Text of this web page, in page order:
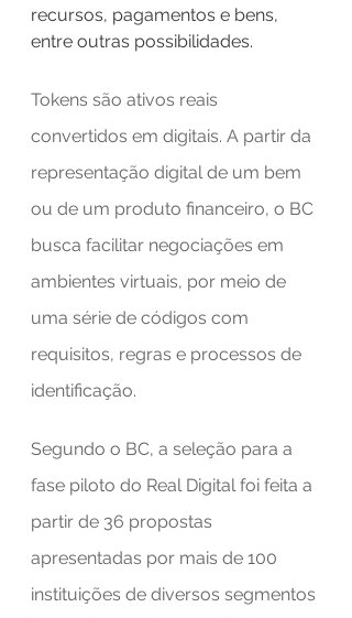
recursos, pagamentos e bens,
entre outras possibilidades.
Tokens são ativos reais
convertidos em digitais. A partir da
representação digital de um bem
ou de um produto financeiro, o BC
busca facilitar negociações em
ambientes virtuais, por meio de
uma série de códigos com
requisitos, regras e processos de
identificação.
Segundo o BC, a seleção para a
fase piloto do Real Digital foi feita a
partir de 36 propostas
apresentadas por mais de 100
instituições de diversos segmentos